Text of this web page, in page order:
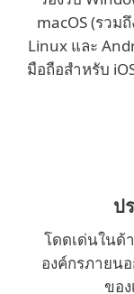
macOS (รวม
Linux และ
มือถือสำหรับ
ป
โดดเด่นในด้
องค์กรภายน
ขอ